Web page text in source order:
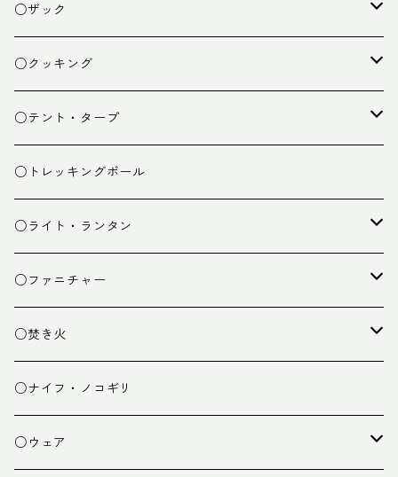
○ザック
ザック
スタッフバッグ
ザック小物
○クッキング
クッカー
バーナー
カトラリー
クッキング小物
○テント・タープ
テント
タープ
ペグ・ハンマー・小物
○トレッキングポール
○ライト・ランタン
ライト
ランタン
○ファニチャー
テーブル
チェア
○焚き火
焚き火台
焚き火小物
○ナイフ・ノコギリ
○ウェア